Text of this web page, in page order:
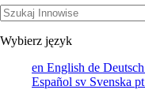
Wybierz język
en English de Deutsch
Español sv Svenska pt